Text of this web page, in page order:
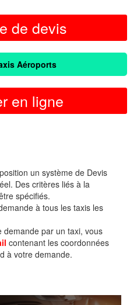
de devis
Aéroports
en ligne
un système de Devis
Des critères liés à la
spécifiés.
à tous les taxis les
par un taxi, vous
contenant les coordonnées
à votre demande.